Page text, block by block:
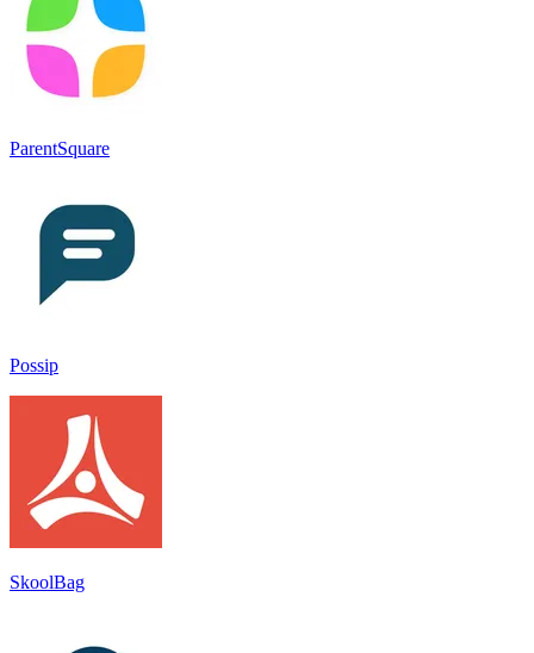
ParentSquare
Possip
SkoolBag